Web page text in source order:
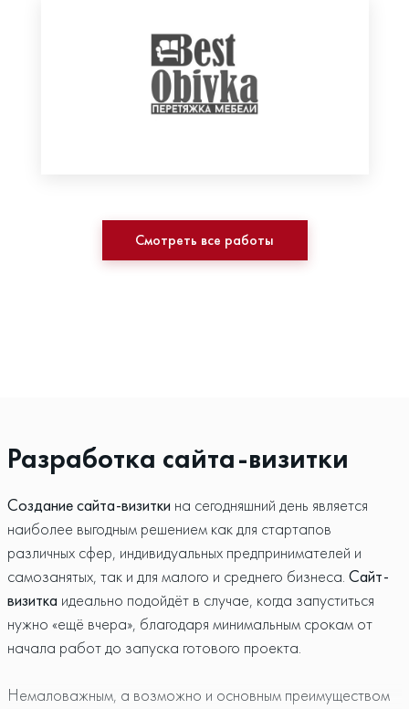
Смотреть все работы
Разработка сайта-визитки
Создание сайта-визитки на сегодняшний день является
наиболее выгодным решением как для стартапов
различных сфер, индивидуальных предпринимателей и
самозанятых, так и для малого и среднего бизнеса. Сайт-
визитка идеально подойдёт в случае, когда запуститься
нужно «ещё вчера», благодаря минимальным срокам от
начала работ до запуска готового проекта.
Немаловажным, а возможно и основным преимуществом